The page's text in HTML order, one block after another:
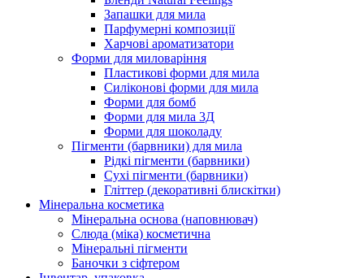
Запашки для мила
Парфумерні композиції
Харчові ароматизатори
Форми для миловаріння
Пластикові форми для мила
Силіконові форми для мила
Форми для бомб
Форми для мила 3Д
Форми для шоколаду
Пігменти (барвники) для мила
Рідкі пігменти (барвники)
Сухі пігменти (барвники)
Гліттер (декоративні блискітки)
Мінеральна косметика
Мінеральна основа (наповнювач)
Слюда (міка) косметична
Мінеральні пігменти
Баночки з сіфтером